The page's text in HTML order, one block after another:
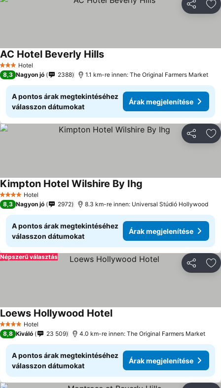
3 Kategória
Hotel
AC Hotel Beverly Hills
8,3 Nagyon jó 2388 1.1 km-re innen: The Original Farmers Market
A pontos árak megtekintéséhez
válasszon dátumokat
Árak megjelenítése
4 KategóriaHotel
Kimpton Hotel Wilshire By Ihg
8,3 Nagyon jó 2972 8.3 km-re innen: Universal Stúdió Hollywood
A pontos árak megtekintéséhez
válasszon dátumokat
Árak megjelenítése
Népszerű választás
4 KategóriaHotel
Loews Hollywood Hotel
8,8 Kiváló 23 509 4.0 km-re innen: The Original Farmers Market
A pontos árak megtekintéséhez
válasszon dátumokat
Árak megjelenítése